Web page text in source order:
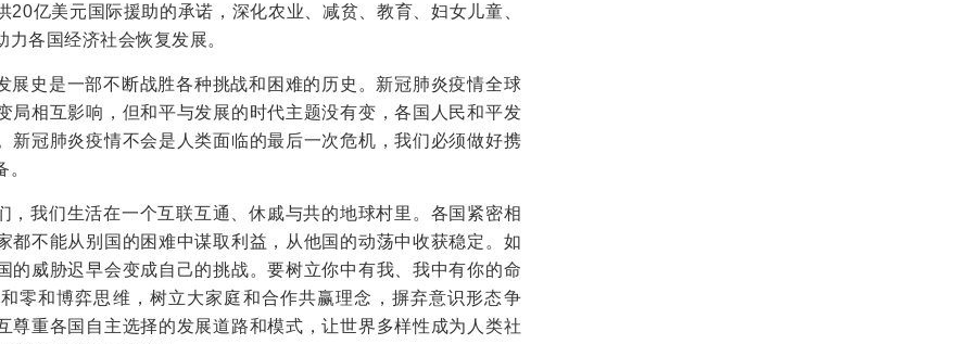
20亿美元国际援助的承诺，深化农业、减贫、教育、妇女儿童、
各国经济社会恢复发展。
展史是一部不断战胜各种挑战和困难的历史。新冠肺炎疫情全球
局相互影响，但和平与发展的时代主题没有变，各国人民和平发
新冠肺炎疫情不会是人类面临的最后一次危机，我们必须做好携
，我们生活在一个互联互通、休戚与共的地球村里。各国紧密相
都不能从别国的困难中谋取利益，从他国的动荡中收获稳定。如
的威胁迟早会变成自己的挑战。要树立你中有我、我中有你的命
零和博弈思维，树立大家庭和合作共赢理念，摒弃意识形态争
尊重各国自主选择的发展道路和模式，让世界多样性成为人类社